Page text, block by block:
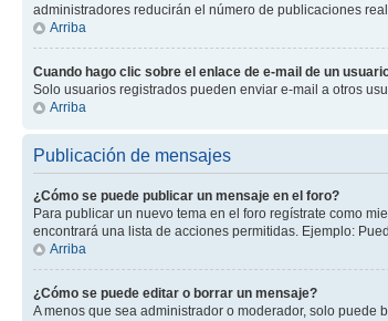
administradores reducirán el número de publicaciones
Arriba
Cuando hago clic sobre el enlace de e-mail de un
Solo usuarios registrados pueden enviar e-mail a otros
Arriba
Publicación de mensajes
¿Cómo se puede publicar un mensaje en el foro?
Para publicar un nuevo tema en el foro regístrate como
encontrará una lista de acciones permitidas. Ejemplo:
Arriba
¿Cómo se puede editar o borrar un mensaje?
A menos que sea administrador o moderador, solo puede